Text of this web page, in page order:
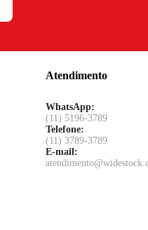
Atendimento
WhatsApp:
(11) 5196-3789
Telefone:
(11) 3789-3789
E-mail: